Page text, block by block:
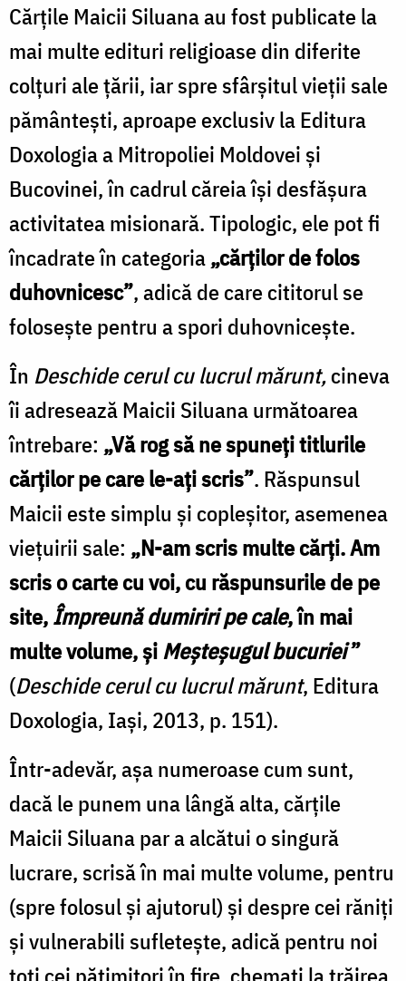
Cărțile Maicii Siluana au fost publicate la
mai multe edituri religioase din diferite
colțuri ale țării, iar spre sfârșitul vieții sale
pământești, aproape exclusiv la Editura
Doxologia a Mitropoliei Moldovei și
Bucovinei, în cadrul căreia își desfășura
activitatea misionară. Tipologic, ele pot fi
încadrate în categoria„cărților de folos
duhovnicesc”, adică de care cititorul se
folosește pentru a spori duhovnicește.
În Deschide cerul cu lucrul mărunt,cineva
îi adresează Maicii Siluana următoarea
întrebare: „Vă rog să ne spuneți titlurile
cărților pe care le-ați scris”. Răspunsul
Maicii este simplu și copleșitor, asemenea
viețuirii sale: „N-am scris multe cărți. Am
scris o carte cu voi, cu răspunsurile de pe
site,Împreună dumiriri pe cale, în mai
multe volume, șiMeșteșugul bucuriei”
(Deschide cerul cu lucrul mărunt, Editura
Doxologia, Iași, 2013, p. 151).
Într-adevăr, așa numeroase cum sunt,
dacă le punem una lângă alta, cărțile
Maicii Siluana par a alcătui o singură
lucrare, scrisă în mai multe volume, pentru
(spre folosul și ajutorul) și despre cei răniți
și vulnerabili sufletește, adică pentru noi